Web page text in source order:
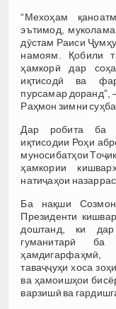
“Мехоҳам
эътимод,
дӯстам Раиси
намоям. Қобили
ҳамкорӣ дар
иқтисодӣ ва
пурсамар
Раҳмон зимни
Дар робита ба
иқтисодии Роҳи
муносибатҳои
ҳамкории
натиҷаҳои
Ба нақши
Президенти
доштанд, ки
гуманитарӣ
ҳамдигарфаҳмӣ,
таваҷҷуҳи хоса
ва ҳамоишҳои
варзишӣ ва